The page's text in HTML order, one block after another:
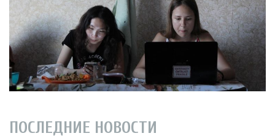
ПОСЛЕДНИЕ НОВОСТИ